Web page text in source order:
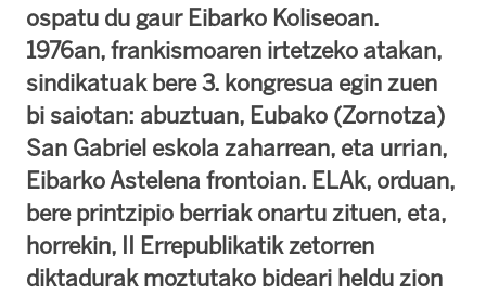
ospatu du gaur Eibarko Koliseoan.
1976an, frankismoaren irtetzeko atakan,
sindikatuak bere 3. kongresua egin zuen
bi saiotan: abuztuan, Eubako (Zornotza)
San Gabriel eskola zaharrean, eta urrian,
Eibarko Astelena frontoian. ELAk, orduan,
bere printzipio berriak onartu zituen, eta,
horrekin, II Errepublikatik zetorren
diktadurak moztutako bideari heldu zion